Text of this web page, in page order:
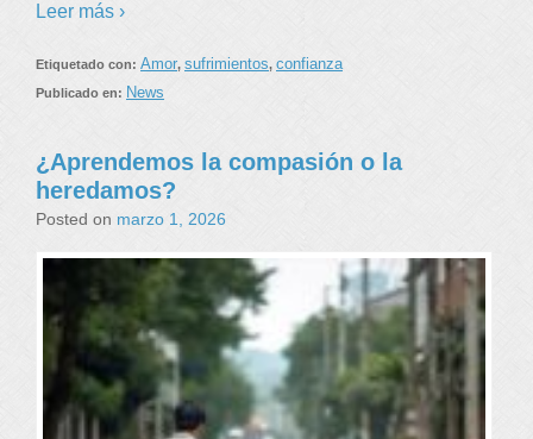
Leer más ›
Etiquetado con: Amor, sufrimientos, confianza
Publicado en: News
¿Aprendemos la compasión o la
heredamos?
Posted on marzo 1, 2026